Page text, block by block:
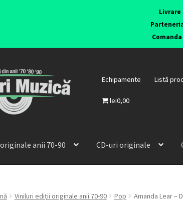
Livrare
Echipamente Listă
lei0,00
anii 70-90 CD-uri originale
Viniluri ediții originale anii 70-90 Pop Amanda Lear –